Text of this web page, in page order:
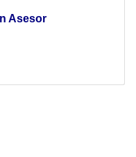
Asesor